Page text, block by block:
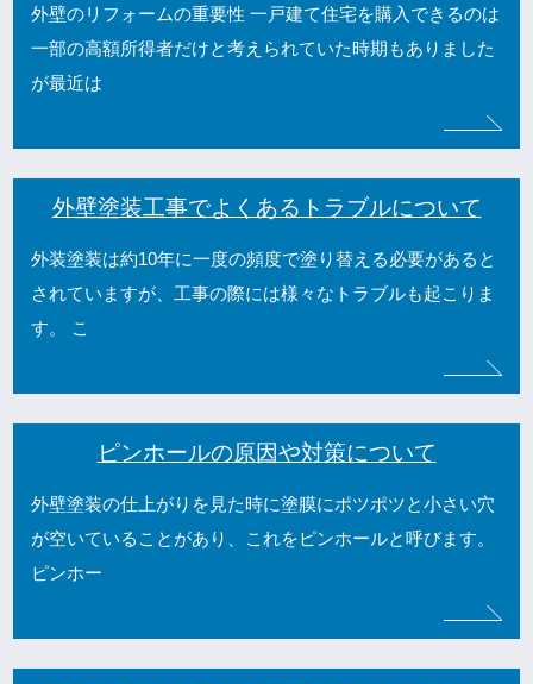
外壁のリフォームの重要性 一戸建て住宅を購入できるのは
一部の高額所得者だけと考えられていた時期もありました
が最近は
外壁塗装工事でよくあるトラブルについて
外装塗装は約10年に一度の頻度で塗り替える必要があると
されていますが、工事の際には様々なトラブルも起こりま
す。 こ
ピンホールの原因や対策について
外壁塗装の仕上がりを見た時に塗膜にポツポツと小さい穴
が空いていることがあり、これをピンホールと呼びます。
ピンホー